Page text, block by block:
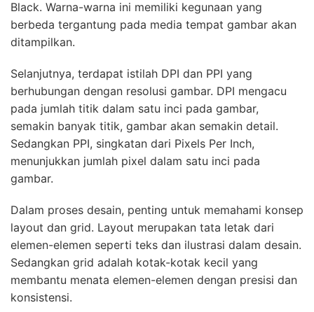
Black. Warna-warna ini memiliki kegunaan yang
berbeda tergantung pada media tempat gambar akan
ditampilkan.
Selanjutnya, terdapat istilah DPI dan PPI yang
berhubungan dengan resolusi gambar. DPI mengacu
pada jumlah titik dalam satu inci pada gambar,
semakin banyak titik, gambar akan semakin detail.
Sedangkan PPI, singkatan dari Pixels Per Inch,
menunjukkan jumlah pixel dalam satu inci pada
gambar.
Dalam proses desain, penting untuk memahami konsep
layout dan grid. Layout merupakan tata letak dari
elemen-elemen seperti teks dan ilustrasi dalam desain.
Sedangkan grid adalah kotak-kotak kecil yang
membantu menata elemen-elemen dengan presisi dan
konsistensi.